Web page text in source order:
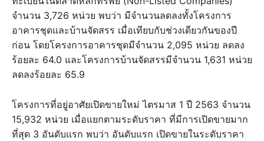
จำนวน 3,726 หน่วย พบว่า มีจำนวนลดลงทั้งโครงการ
อาคารชุดและบ้านจัดสรร เมื่อเทียบกับช่วงเดียวกันของปี
ก่อน โดยโครงการอาคารชุดมีจำนวน 2,095 หน่วย ลดลง
ร้อยละ 64.0 และโครงการบ้านจัดสรรมีจำนวน 1,631 หน่วย
ลดลงร้อยละ 65.9
โครงการที่อยู่อาศัยเปิดขายใหม่ ไตรมาส 1 ปี 2563 จำนวน
15,932 หน่วย เมื่อแยกตามระดับราคา ที่มีการเปิดขายมาก
ที่สุด 3 อันดับแรก พบว่า อันดับแรก เปิดขายในระดับราคา